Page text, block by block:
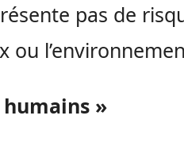
pas de
ou
humains »